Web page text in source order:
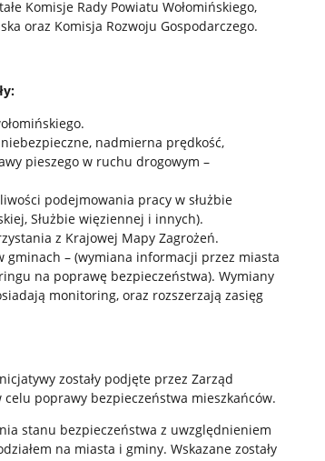
Komisje Rady Powiatu Wołomińskiego,
oraz Komisja Rozwoju Gospodarczego.
nadmierna prędkość,
pieszego w ruchu drogowym –
podejmowania pracy w służbie
Służbie więziennej i innych).
z Krajowej Mapy Zagrożeń.
– (wymiana informacji przez miasta
na poprawę bezpieczeństwa). Wymiany
monitoring, oraz rozszerzają zasięg
zostały podjęte przez Zarząd
poprawy bezpieczeństwa mieszkańców.
stanu bezpieczeństwa z uwzględnieniem
na miasta i gminy. Wskazane zostały